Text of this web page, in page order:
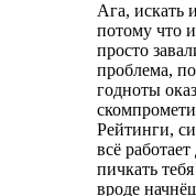
Ага, искать
потому что
просто
проблема,
годноты
Рейтинги,
всё
пичкать
вроде